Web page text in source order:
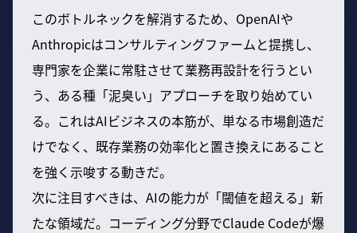
このボトルネックを解消するため、OpenAIや
Anthropicはコンサルティングファームと提携し、
専門家を企業に常駐させて業務再設計を行うとい
う、ある種「泥臭い」アプローチを取り始めてい
る。これはAIビジネスの本筋が、単なる市場創造だ
けでなく、既存業務の効率化と置き換えにあること
を強く示唆する動きだ。
次に注目すべきは、AIの能力が「閾値を超える」新
たな領域だ。コーディング分野でClaude Codeが爆